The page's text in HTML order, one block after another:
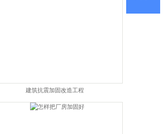
建筑抗震加固改造工程